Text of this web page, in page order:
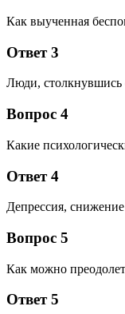
Как выученная
Ответ 3
Люди, столкнувшись
Вопрос 4
Какие
Ответ 4
Депрессия,
Вопрос 5
Как можно
Ответ 5